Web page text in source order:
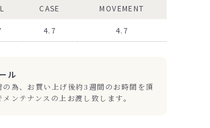
CASE MOVEMENT
4.7 4.7
ル
の為、お買い上げ後約3週間のお時間を頂
ンテナンスの上お渡し致します。